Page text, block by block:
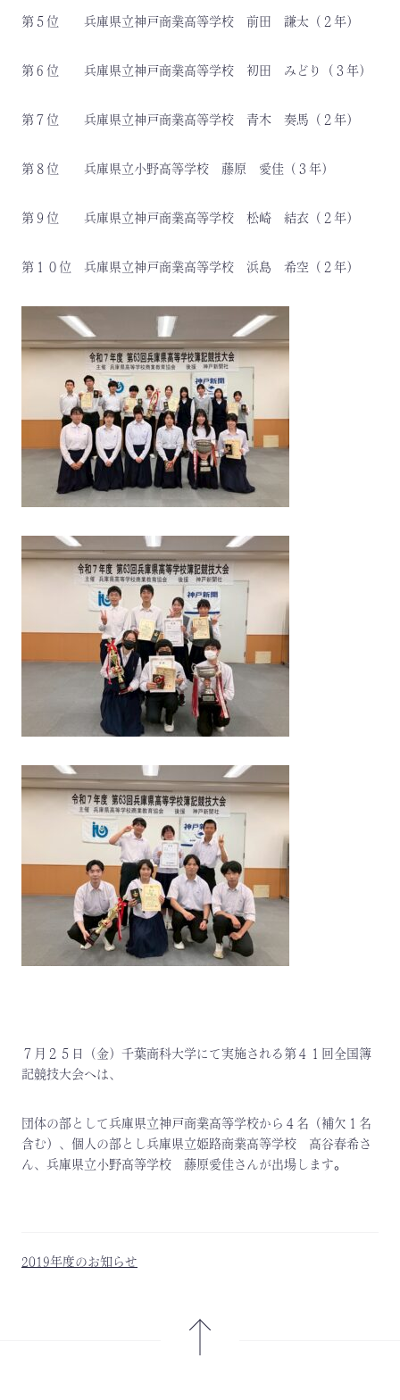
第５位 兵庫県立神戸商業高等学校 前田 謙太（２年）
第６位 兵庫県立神戸商業高等学校 初田 みどり（３年）
第７位 兵庫県立神戸商業高等学校 青木 奏馬（２年）
第８位 兵庫県立小野高等学校 藤原 愛佳（３年）
第９位 兵庫県立神戸商業高等学校 松崎 結衣（２年）
第１０位 兵庫県立神戸商業高等学校 浜島 希空（２年）
７月２５日（金）千葉商科大学にて実施される第４１回全国簿
記競技大会へは、
団体の部として兵庫県立神戸商業高等学校から４名（補欠１名
含む）、個人の部とし兵庫県立姫路商業高等学校 高谷春希さ
ん、兵庫県立小野高等学校 藤原愛佳さんが出場します。
2019年度のお知らせ